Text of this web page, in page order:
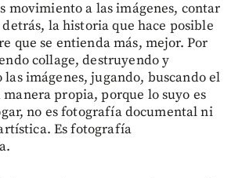
movimiento a las imágenes, contar
la historia que hace posible
que se entienda más, mejor. Por
collage, destruyendo y
imágenes, jugando, buscando el
propia, porque lo suyo es
no es fotografía documental ni
Es fotografía